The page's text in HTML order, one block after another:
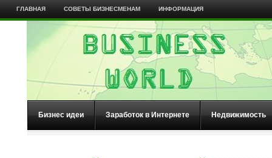
ГЛАВНАЯ СОВЕТЫ БИЗНЕСМЕНАМ ИНФОРМАЦИЯ
Бизнес идеи Заработок в Интернете Недвижимость